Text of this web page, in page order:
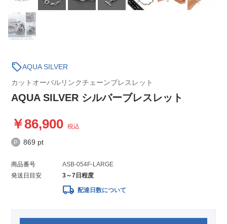
sellAQUA SILVER
カットオーバルリンクチェーンブレスレット
AQUA SILVER シルバーブレスレット
86,900 税込
869 pt
商品番号
ASB-054F-LARGE
発送日目安
3～7日程度
local_shipping 配達日数について